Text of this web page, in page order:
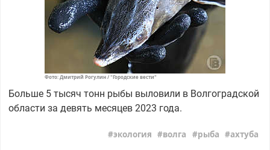
Фото: Дмитрий Рогулин / "Городские вести"
Больше 5 тысяч тонн рыбы выловили в Волгоградской
области за девять месяцев 2023 года.
экология волга рыба ахтуба